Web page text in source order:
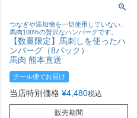
つなぎや添加物を一切使用していない、
馬肉100%の贅沢なハンバーグです。
【数量限定】馬刺しを使ったハ
ンバーグ（8パック）
馬肉 熊本直送
クール便でお届け
当店特別価格 ¥4,480税込
販売期間